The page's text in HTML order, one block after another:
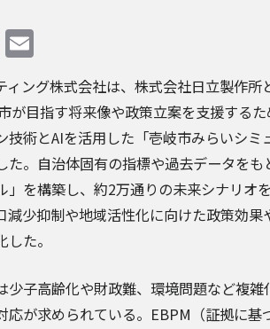
Line
ィング株式会社は、株式会社日立製作所
が目指す将来像や政策立案を支援する
技術とAIを活用した「壱岐市みらいシミ
た。自治体固有の指標や過去データをも
」を構築し、約2万通りの未来シナリオ
減少抑制や地域活性化に向けた政策効果
た。
少子高齢化や財政難、環境問題など複雑
応が求められている。EBPM（証拠に基